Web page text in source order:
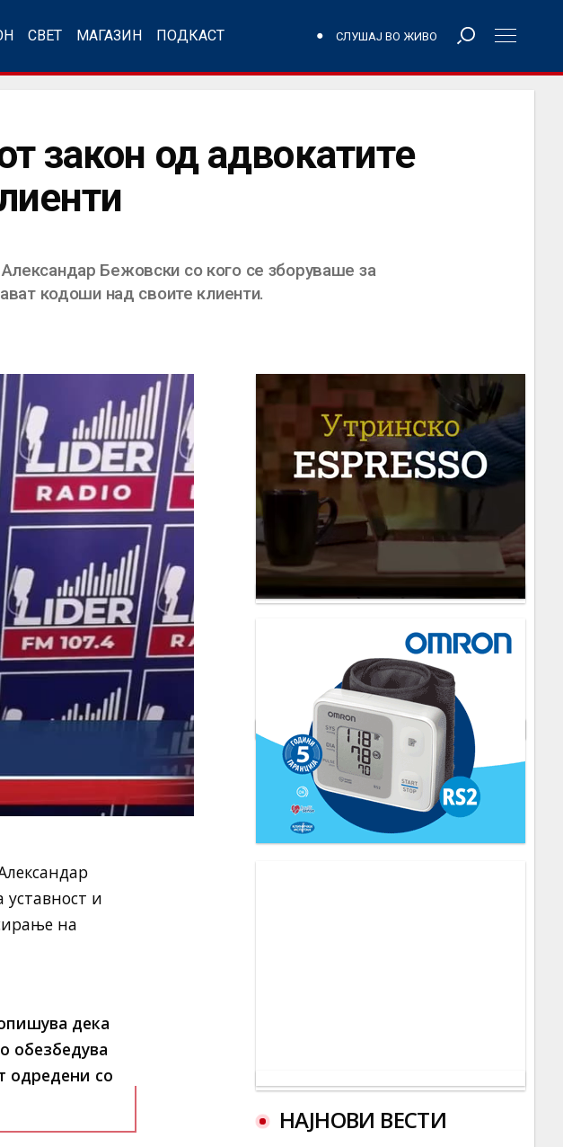
СВЕТ МАГАЗИН ПОДКАСТ СЛУШАЈ ВО ЖИВО
закон од адвокатите
Бежовски со кого се зборуваше за
кодоши над своите клиенти.
уставност и
на
дека
обезбедува
одредени со
НАЈНОВИ ВЕСТИ